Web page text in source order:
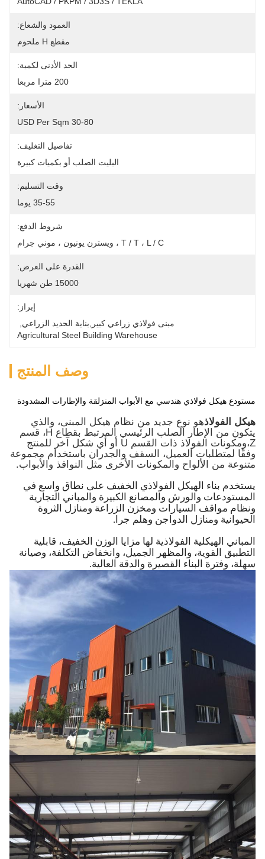
العمود والشعاع:
مقطع H ملحوم
الحد الأدنى لكمية:
200 مترا مربعا
الأسعار:
30-80 USD Per Sqm
تفاصيل التغليف:
البليت الصلب أو بكميات كبيرة
وقت التسليم:
35-55 يوما
شروط الدفع:
T / T ، L / C ، ويسترن يونيون ، موني جرام
القدرة على العرض:
15000 طن شهريا
إبراز:
مبنى فولاذي زراعي كبير,بناية الحديد الزراعي
Agricultural Steel Building Warehouse
وصف المنتج
مستودع هيكل فولاذي هندسي مع الأبواب المنزلقة والإطارات المشدودة
هيكل الفولاذهو نوع جديد من نظام هيكل المبنى، والذي
يتكون من الإطار الصلب الرئيسي المرتبط بقطاع H، قسم
Z،ومكونات الفولاذ ذات القسم U أو أي شكل آخر للمنتج
وفقًا لمتطلبات العميل، السقف والجدران باستخدام مجموعة
متنوعة من الألواح والمكونات الأخرى مثل النوافذ والأبواب.
يستخدم بناء الهيكل الفولاذي الخفيف على نطاق واسع في
المستودعات والورش والمصانع الكبيرة والمباني التجارية
ونظام مواقف السيارات ومخزن الزراعة ومنازل الثروة
الحيوانية ومنازل الدواجن وهلم جرا.
المباني الهيكلية الفولاذية لها مزايا الوزن الخفيف، قابلية
التطبيق القوية، والمظهر الجميل، وانخفاض التكلفة، وصيانة
سهلة، وفترة البناء القصيرة والدقة العالية.